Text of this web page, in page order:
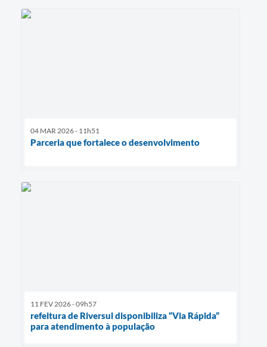
04 MAR 2026 - 11h51
Parceria que fortalece o desenvolvimento
11 FEV 2026 - 09h57
refeitura de Riversul disponibiliza “Via Rápida”
para atendimento à população